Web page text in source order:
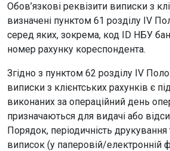
Обов’язкові реквізити виписки з
визначені пунктом 61 розділу IV
серед яких, зокрема, код ID НБУ
номер рахунку кореспондента.
Згідно з пунктом 62 розділу IV
виписки з клієнтських рахунків є
виконаних за операційний день
призначаються для видачі або
Порядок, періодичність
виписок (у паперовій/електронній